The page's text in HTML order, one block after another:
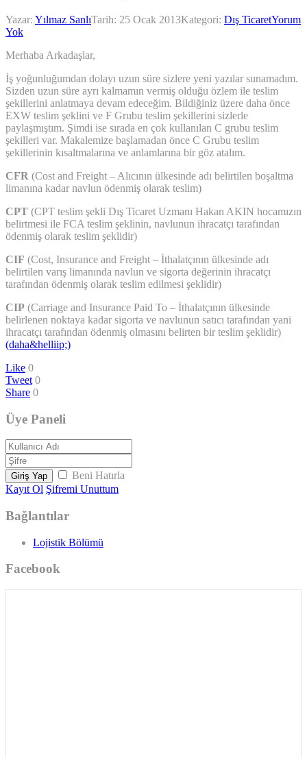
Yazar: Yılmaz SanlıTarih: 25 Ocak 2013Kategori: Dış TicaretYorum
Yok
Merhaba Arkadaşlar,
İş yoğunluğumdan dolayı uzun süre sizlere yeni yazılar sunamadım.
Sizden uzun süre ayrı kalmamın vermiş olduğu özlem ile teslim
şekillerini anlatmaya devam edeceğim. Bildiğiniz üzere daha önce
EXW teslim şeklini ve F Grubu teslim şekillerini sizlerle
paylaşmıştım. Şimdi ise sırada en çok kullanılan C grubu teslim
şekilleri var. Makalemize başlamadan önce C Grubu teslim
şekillerinin kısaltmalarına ve anlamlarına bir göz atalım.
CFR (Cost and Freight – Alıcının ülkesinde adı belirtilen boşaltma
limanına kadar navlun ödenmiş olarak teslim)
CPT (CPT teslim şekli Dış Ticaret Uzmanı Hakan AKIN hocamızın
belirtmesi ile FCA teslim şeklinin, navlunun ihracatçı tarafından
ödenmiş olarak teslim şeklidir)
CIF (Cost, Insurance and Freight – İthalatçının ülkesinde adı
belirtilen varış limanında navlun ve sigorta değerinin ihracatçı
tarafından ödenmiş olarak teslim edilmesi şeklidir)
CIP (Carriage and Insurance Paid To – İthalatçının ülkesinde
belirlenen noktaya kadar sigorta ve navlunun satıcı tarafından yani
ihracatçı tarafından ödenmiş olmasını belirten bir teslim şeklidir)
(daha&helliip;)
Like 0
Tweet 0
Share 0
Üye Paneli
Giriş Yap
Beni Hatırla
Kayıt Ol Şifremi Unuttum
Bağlantılar
Lojistik Bölümü
Facebook